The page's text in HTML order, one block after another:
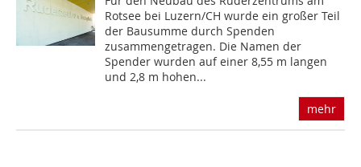
Rotsee bei Luzern/CH wurde ein großer Teil
der Bausumme durch Spenden
zusammengetragen. Die Namen der
Spender wurden auf einer 8,55 m langen
und 2,8 m hohen...
mehr